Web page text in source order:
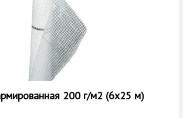
200 г/м2 (6х25 м)